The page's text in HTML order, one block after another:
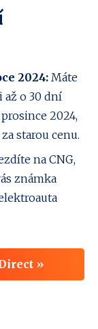
2024: Máte
o 30 dní
2024,
starou cenu.
na CNG,
známka
»